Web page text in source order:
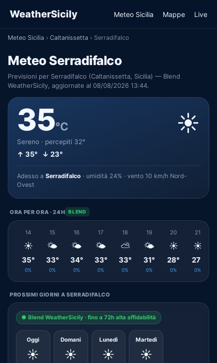
WeatherSicily Meteo Sicilia Mappe Live
Meteo Sicilia › Caltanissetta › Serradifalco
Meteo Serradifalco
Previsioni per Serradifalco (Caltanissetta, Sicilia) — Blend
WeatherSicily, aggiornate al 08/08/2026 13:44.
35°C
Sereno · percepiti 32°
↑ 35° ↓ 23°
☀️
Adesso a Serradifalco · umidità 24% · vento 10 km/h Nord-
Ovest
ORA PER ORA · 24H BLEND
14
☀️
35°
0%
15
🌤️
33°
0%
16
🌤️
34°
0%
17
🌤️
33°
0%
18
⛅
33°
0%
19
🌤️
31°
0%
20
☀️
28°
0%
21
☀️
27°
0%
PROSSIMI GIORNI A SERRADIFALCO
● Blend WeatherSicily · fino a 72h alta affidabilità
Oggi
☀️
Domani
☀️
Lunedì
☀️
Martedì
☀️